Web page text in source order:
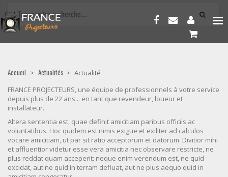
Accueil > Actualités > Actualité
FRANCE PROJECTEURS, une équipe de professionnels à votre service
depuis plus de 22 ans... en tant que revendeur, loueur et
installateur.
Altera sententia est, quae definit amicitiam paribus officiis ac
voluntatibus. Hoc quidem est nimis exigue et exiliter ad calculos
vocare amicitiam, ut par sit ratio acceptorum et datorum. Divitior mihi
et affluentior videtur esse vera amicitia nec observare restricte, ne
plus reddat quam acceperit; neque enim verendum est, ne quid
excidat, aut ne quid in terram defluat, aut ne plus aequo quid in